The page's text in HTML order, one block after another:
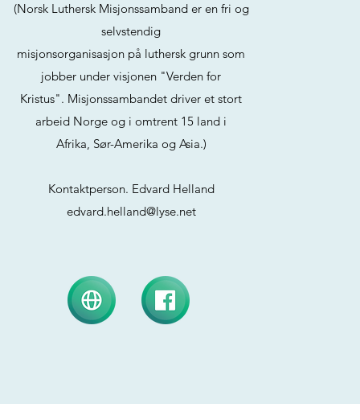
(Norsk Luthersk Misjonssamband er en fri og
selvstendig
misjonsorganisasjon på luthersk grunn som
jobber under visjonen "Verden for
Kristus". Misjonssambandet driver et stort
arbeid Norge og i omtrent 15 land i
Afrika, Sør-Amerika og Asia.)
Kontaktperson. Edvard Helland
edvard.helland@lyse.net